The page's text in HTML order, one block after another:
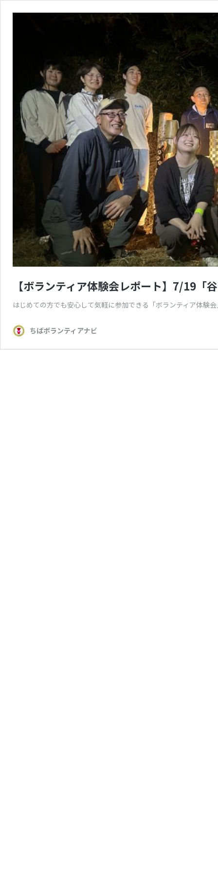
【ボランティア体験会レポート】7/19「
はじめての方でも安心して気軽に参加できる「ボランティア体験
ちばボランティアナビ